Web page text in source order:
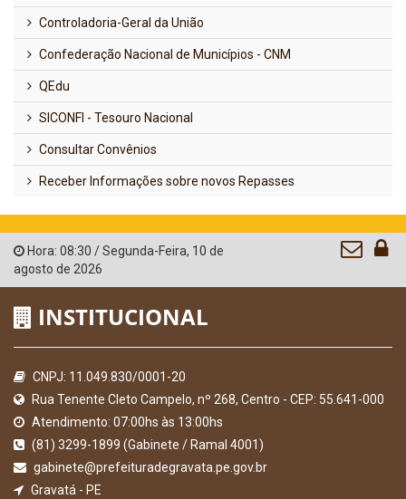
Controladoria-Geral da União
Confederação Nacional de Municípios - CNM
QEdu
SICONFI - Tesouro Nacional
Consultar Convênios
Receber Informações sobre novos Repasses
Hora: 08:30 /Segunda-Feira, 10 de
agosto de 2026
INSTITUCIONAL
CNPJ: 11.049.830/0001-20
Rua Tenente Cleto Campelo, nº 268, Centro - CEP: 55.641-000
Atendimento: 07:00hs às 13:00hs
(81) 3299-1899 (Gabinete / Ramal 4001)
gabinete@prefeituradegravata.pe.gov.br
Gravatá - PE